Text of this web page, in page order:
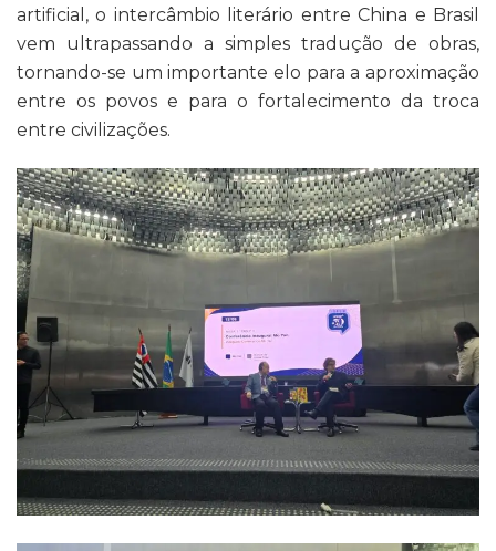
artificial, o intercâmbio literário entre China e Brasil
vem ultrapassando a simples tradução de obras,
tornando-se um importante elo para a aproximação
entre os povos e para o fortalecimento da troca
entre civilizações.